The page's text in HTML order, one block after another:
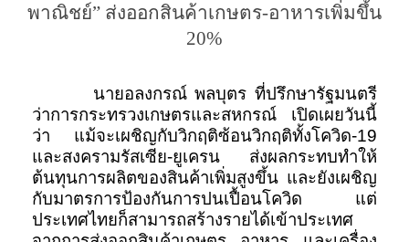
พาณิชย์” ส่งออกสินค้าเกษตร-อาหารเพิ่มขึ้น
20%
นายอลงกรณ์ พลบุตร ที่ปรึกษารัฐมนตรี
ว่าการกระทรวงเกษตรและสหกรณ์ เปิดเผยวันนี้
ว่า แม้จะเผชิญกับวิกฤติซ้อนวิกฤติทั้งโควิด-19
และสงครามรัสเซีย-ยูเครน ส่งผลกระทบทำให้
ต้นทุนการผลิตของสินค้าเพิ่มสูงขึ้น และยังเผชิญ
กับมาตรการป้องกันการปนเปื้อนโควิด แต่
ประเทศไทยก็สามารถสร้างรายได้เข้าประเทศ